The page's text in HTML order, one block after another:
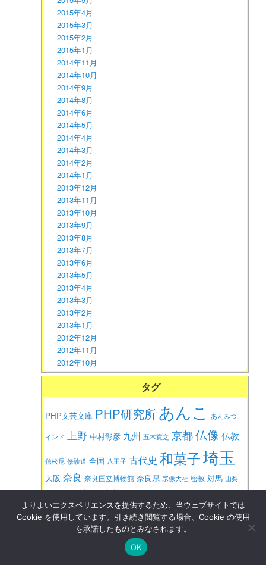
2015年4月
2015年3月
2015年2月
2015年1月
2014年11月
2014年10月
2014年9月
2014年8月
2014年6月
2014年5月
2014年4月
2014年3月
2014年2月
2014年1月
2013年12月
2013年11月
2013年10月
2013年9月
2013年8月
2013年7月
2013年6月
2013年5月
2013年4月
2013年3月
2013年2月
2013年1月
2012年12月
2012年11月
2012年10月
タグ
PHP文芸文庫 PHP研究所あんこ あんみつ
インド 上野 中村彰彦 九州 五木寛之 京都仏像 仏教
信松尼 修験道 全国 八王子 古代史 和菓子埼玉
大阪 奈良 奈良国立博物館 奈良県 宗像大社 密教 対馬 山梨
時代小説本所おけら長屋
雄 東京東京国立博物館 武田信玄 武藤郁子 歴史
畠山健二 神社
よりよいエクスペリエンスを提供するため、当ウェブサイトでは
Cookie を使用しています。引き続き閲覧する場合、Cookie の使用
を承諾したものとみなされます。
OK